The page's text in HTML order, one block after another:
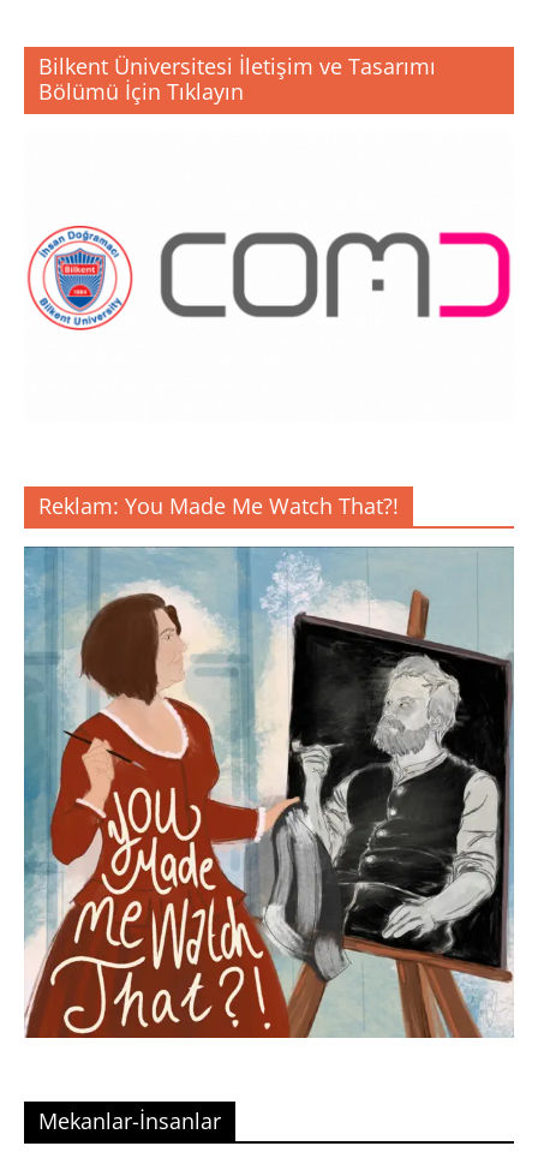
Bilkent Üniversitesi İletişim ve Tasarımı
Bölümü İçin Tıklayın
Reklam: You Made Me Watch That?!
Mekanlar-İnsanlar